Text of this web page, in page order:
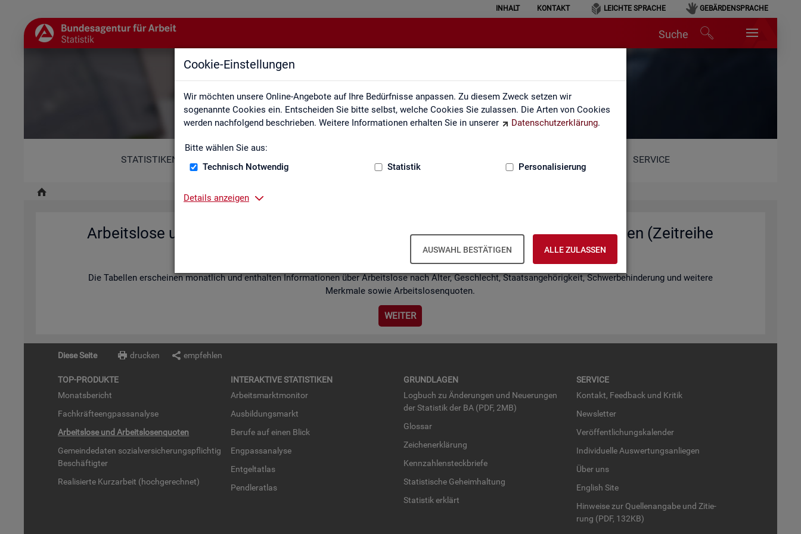
Cookie-Einstellungen
Wir möchten unsere Online-Angebote auf Ihre Bedürfnisse anpassen. Zu diesem Zweck setzen wir
sogenannte Cookies ein. Entscheiden Sie bitte selbst, welche Cookies Sie zulassen. Die Arten von Cookies
werden nachfolgend beschrieben. Weitere Informationen erhalten Sie in unserer
Datenschutzerklärung.
Bitte wählen Sie aus:
Technisch Notwendig
Statistik Personalisierung
Details anzeigen
AUSWAHL BESTÄTIGEN ALLE ZULASSEN
INHALT KONTAKT LEICHTE SPRACHE GEBÄRDENSPRACHE
Suche
Arbeitslose und Arbeitslosenquoten
STATISTIKEN SERVICE
Ar­beits­lo­se und Ar­beits­lo­sen­quo­ten - Deutsch­land, Län­der, Krei­se und Ge­mein­den (Zeit­rei­he
Mo­nats- und Jah­res­zah­len)
Die Ta­bel­len er­schei­nen mo­nat­lich und ent­hal­ten In­for­ma­tio­nen über Ar­beits­lo­se nach Alter, Ge­schlecht, Staats­an­ge­hö­rig­keit, Schwer­be­hin­de­rung und wei­te­re
Merk­ma­le sowie Ar­beits­lo­sen­quo­ten.
WEI­TER
Diese Seite drucken empfehlen
TOP-PRO­DUK­TE
Mo­nats­be­richt
Fach­kräf­te­eng­pass­ana­ly­se
Ar­beits­lo­se und Ar­beits­lo­sen­quo­ten
Ge­mein­de­da­ten so­zi­al­ver­si­che­rungs­pflich­tig
Be­schäf­tig­ter
Rea­li­sier­te Kurz­ar­beit (hoch­ge­rech­net)
IN­TER­AK­TI­VE STA­TIS­TI­KEN
Ar­beits­markt­mo­ni­tor
Aus­bil­dungs­markt
Be­ru­fe auf einen Blick
Eng­pass­ana­ly­se
Ent­gel­t­at­las
Pend­ler­at­las
GRUND­LA­GEN
Log­buch zu Än­de­run­gen und Neue­run­gen
der Sta­tis­tik der BA (PDF, 2MB)
Glos­sar
Zei­chen­er­klä­rung
Kenn­zah­len­steck­brie­fe
Sta­tis­ti­sche Ge­heim­hal­tung
Sta­tis­tik er­klärt
SER­VICE
Kon­takt, Feed­back und Kri­tik
News­let­ter
Ver­öf­fent­li­chungs­ka­len­der
In­di­vi­du­el­le Aus­wer­tungs­an­lie­gen
Über uns
English Site
Hin­wei­se zur Quel­len­an­ga­be und Zi­tie­
rung (PDF, 132KB)